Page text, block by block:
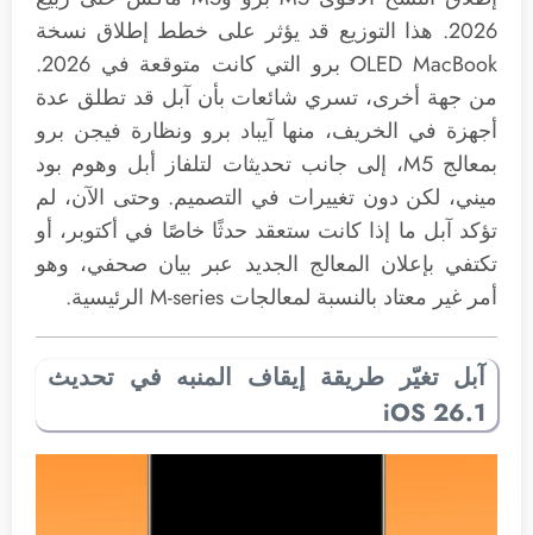
2026. هذا التوزيع قد يؤثر على خطط إطلاق نسخة
OLED MacBook برو التي كانت متوقعة في 2026.
من جهة أخرى، تسري شائعات بأن آبل قد تطلق عدة
أجهزة في الخريف، منها آيباد برو ونظارة فيجن برو
بمعالج M5، إلى جانب تحديثات لتلفاز أبل وهوم بود
ميني، لكن دون تغييرات في التصميم. وحتى الآن، لم
تؤكد آبل ما إذا كانت ستعقد حدثًا خاصًا في أكتوبر، أو
تكتفي بإعلان المعالج الجديد عبر بيان صحفي، وهو
أمر غير معتاد بالنسبة لمعالجات M-series الرئيسية.
آبل تغيّر طريقة إيقاف المنبه في تحديث
iOS 26.1